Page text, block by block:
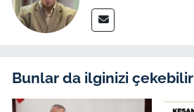
Bunlar da ilginizi çekebilir